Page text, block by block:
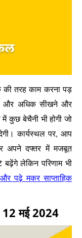
की तरह काम करना पड़
और अधिक सीखने और
कुछ बेचैनी भी होगी जो
कार्यस्थल पर, आप
अपने दफ्तर में मजबूत
बढ़ेंगे लेकिन परिणाम भी
और पढ़े मकर साप्ताहिक
12 मई 2024